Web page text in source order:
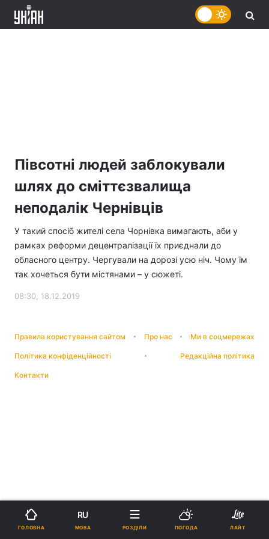
Півсотні людей заблокували
шлях до сміттєзвалища
неподалік Чернівців
У такий спосіб жителі села Чорнівка вимагають, аби у
рамках реформи децентралізації їх приєднали до
обласного центру. Чергували на дорозі усю ніч. Чому їм
так хочеться бути містянами – у сюжеті.
08:30, 18.12.2019
Правила користування сайтом Про нас Ми в соцмережах
Політика конфіденційності Редакційна політика
Контакти
ГОЛОВНА
RU
МОВА РОЗДІЛИ ПОГОДА ЛАЙТ